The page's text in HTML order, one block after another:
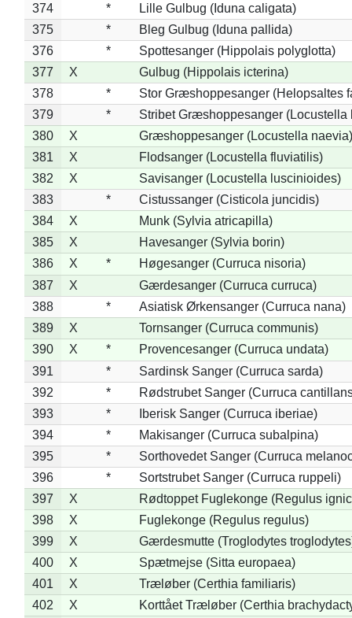
374
*
Lille Gulbug (Iduna caligata)
375
*
Bleg Gulbug (Iduna pallida)
376
*
Spottesanger (Hippolais polyglotta)
377
X
Gulbug (Hippolais icterina)
378
*
Stor Græshoppesanger (Helopsaltes
379
*
Stribet Græshoppesanger (Locustella
380
X
Græshoppesanger (Locustella naevia)
381
X
Flodsanger (Locustella fluviatilis)
382
X
Savisanger (Locustella luscinioides)
383
*
Cistussanger (Cisticola juncidis)
384
X
Munk (Sylvia atricapilla)
385
X
Havesanger (Sylvia borin)
386
X *
Høgesanger (Curruca nisoria)
387
X
Gærdesanger (Curruca curruca)
388
*
Asiatisk Ørkensanger (Curruca nana)
389
X
Tornsanger (Curruca communis)
390
X *
Provencesanger (Curruca undata)
391
*
Sardinsk Sanger (Curruca sarda)
392
*
Rødstrubet Sanger (Curruca
393
*
Iberisk Sanger (Curruca iberiae)
394
*
Makisanger (Curruca subalpina)
395
*
Sorthovedet Sanger (Curruca
396
*
Sortstrubet Sanger (Curruca ruppeli)
397
X
Rødtoppet Fuglekonge (Regulus
398
X
Fuglekonge (Regulus regulus)
399
X
Gærdesmutte (Troglodytes
400
X
Spætmejse (Sitta europaea)
401
X
Træløber (Certhia familiaris)
402
X
Korttået Træløber (Certhia